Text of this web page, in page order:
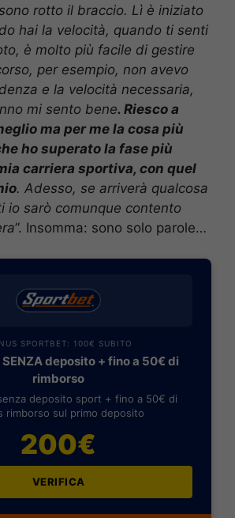
rotto il braccio. Lì è iniziato
hai la velocità, quando ti senti
è molto più facile di gestire
per esempio, non avevo
e la velocità necessaria,
mi sento bene. Riesco a
ma per me la cosa più
ho superato la fase più
carriera sportiva, con quel
. Adesso, se arriverà qualcosa
io sarò comunque contento
”. Insomma: sono solo parole…
SPORTBET: 100€ SUBITO
deposito + fino a 50€ di
rimborso
deposito sport + fino a 50€ di
rimborso sul primo deposito
200€
VERIFICA